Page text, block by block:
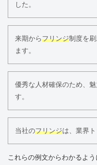
した。
来期からフリンジ制度を
ます。
優秀な人材確保のため、
す。
当社のフリンジは、業界
これらの例文からわかるよ